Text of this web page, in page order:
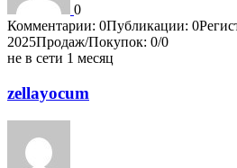
0
Комментарии: 0Публикации: 0
2025Продаж/Покупок: 0/0
не в сети 1 месяц
zellayocum